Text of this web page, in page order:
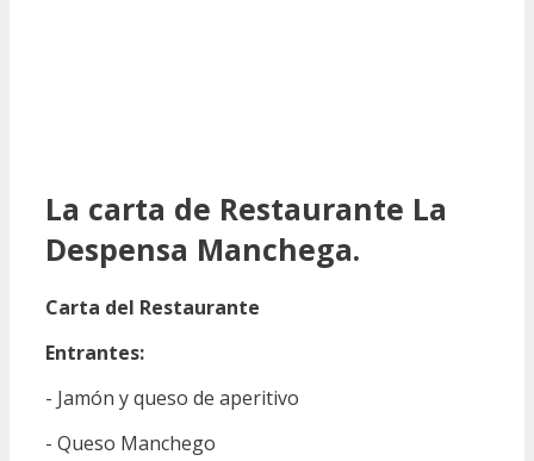
La carta de Restaurante La
Despensa Manchega.
Carta del Restaurante
Entrantes:
- Jamón y queso de aperitivo
- Queso Manchego